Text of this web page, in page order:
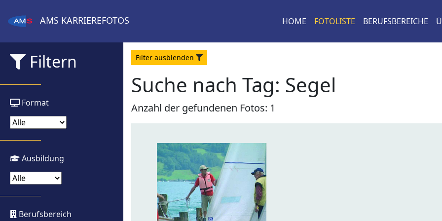
AMS KARRIEREFOTOS HOME FOTOLISTE BERUFSBEREICHE
Filtern
Format
Ausbildung
Berufsbereich
Filter ausblenden
Suche nach Tag: Segel
Anzahl der gefundenen Fotos: 1